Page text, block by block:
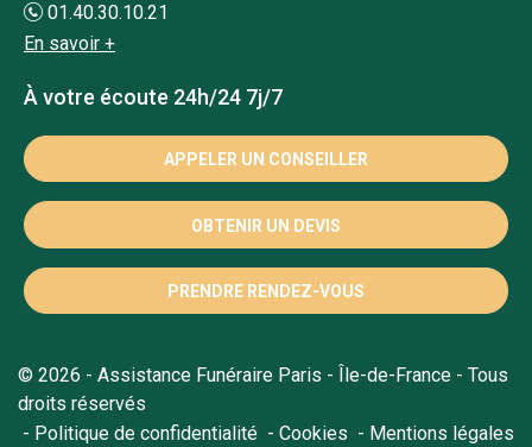
01.40.30.10.21
En savoir +
À votre écoute 24h/24 7j/7
APPELER UN CONSEILLER
OBTENIR UN DEVIS
PRENDRE RENDEZ-VOUS
© 2026 - Assistance Funéraire Paris - Île-de-France - Tous
droits réservés
Politique de confidentialité
Cookies Mentions légales